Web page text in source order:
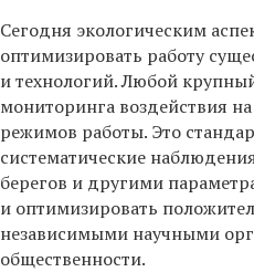
Сегодня экологическим
оптимизировать работу
и технологий. Любой
мониторинга воздействия
режимов работы. Это
систематические
берегов и другими
и оптимизировать
независимыми научными
общественности.